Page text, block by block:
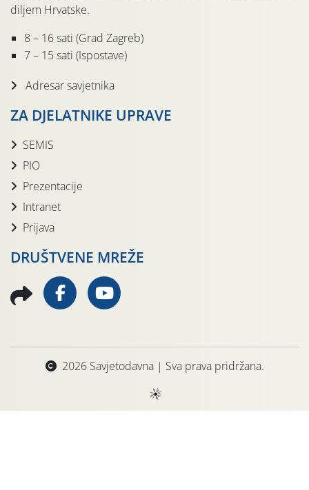
diljem Hrvatske.
8 – 16 sati (Grad Zagreb)
7 – 15 sati (Ispostave)
Adresar savjetnika
ZA DJELATNIKE UPRAVE
SEMIS
PIO
Prezentacije
Intranet
Prijava
DRUŠTVENE MREŽE
2026 Savjetodavna | Sva prava pridržana.